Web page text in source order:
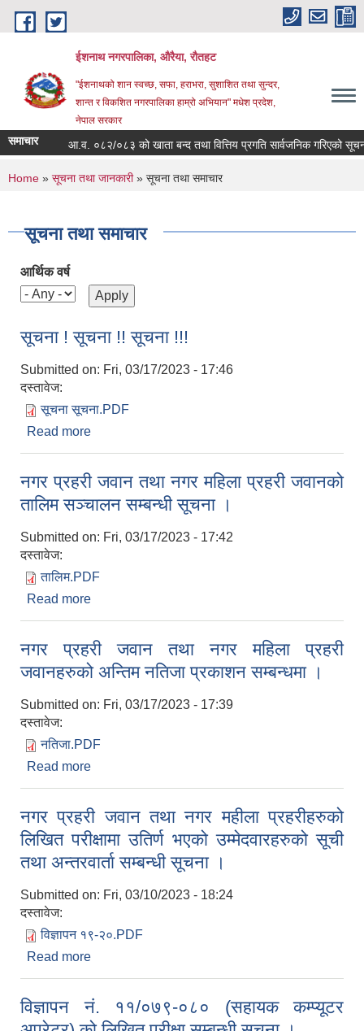
Skip to main content
ईशनाथ नगरपालिका, औरैया, रौतहट
"ईशनाथको शान स्वच्छ, सफा, हराभरा, सुशाशित तथा सुन्दर,
शान्त र विकशित नगरपालिका हाम्रो अभियान" मधेश प्रदेश,
नेपाल सरकार
समाचार आ.व. ०८२/०८३ को खाता बन्द तथा वित्तिय प्रगति सार्वजनिक गरिएको सूचना
You are here
Home » सूचना तथा जानकारी» सूचना तथा समाचार
सूचना तथा समाचार
आर्थिक वर्ष
सूचना ! सूचना !! सूचना !!!
Submitted on: Fri, 03/17/2023 - 17:46
दस्तावेज:
सूचना सूचना.PDF
Read more
नगर प्रहरी जवान तथा नगर महिला प्रहरी जवानको
तालिम सञ्चालन सम्बन्धी सूचना ।
Submitted on: Fri, 03/17/2023 - 17:42
दस्तावेज:
तालिम.PDF
Read more
नगर प्रहरी जवान तथा नगर महिला प्रहरी
जवानहरुको अन्तिम नतिजा प्रकाशन सम्बन्धमा ।
Submitted on: Fri, 03/17/2023 - 17:39
दस्तावेज:
नतिजा.PDF
Read more
नगर प्रहरी जवान तथा नगर महीला प्रहरीहरुको
लिखित परीक्षामा उतिर्ण भएको उम्मेदवारहरुको सूची
तथा अन्तरवार्ता सम्बन्धी सूचना ।
Submitted on: Fri, 03/10/2023 - 18:24
दस्तावेज:
विज्ञापन १९-२०.PDF
Read more
विज्ञापन नं. ११/०७९-०८० (सहायक कम्प्यूटर